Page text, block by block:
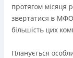
Нема програми
Нема кредиту
Telegram,
протягом місяця
звертатися в
більшість цих
Планується